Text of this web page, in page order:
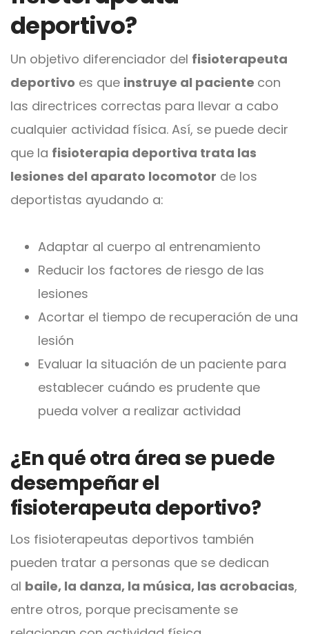
deportivo?
Un objetivo diferenciador del fisioterapeuta
deportivo es que instruye al paciente con
las directrices correctas para llevar a cabo
cualquier actividad física. Así, se puede decir
que la fisioterapia deportiva trata las
lesiones del aparato locomotor de los
deportistas ayudando a:
Adaptar al cuerpo al entrenamiento
Reducir los factores de riesgo de las
lesiones
Acortar el tiempo de recuperación de una
lesión
Evaluar la situación de un paciente para
establecer cuándo es prudente que
pueda volver a realizar actividad
¿En qué otra área se puede
desempeñar el
fisioterapeuta deportivo?
Los fisioterapeutas deportivos también
pueden tratar a personas que se dedican
al baile, la danza, la música, las acrobacias,
entre otros, porque precisamente se